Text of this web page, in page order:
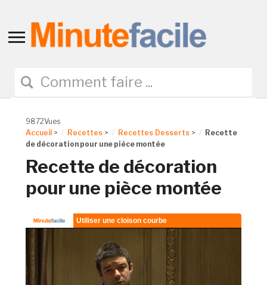
Toggle
navigation
9872Vues
Accueil > Recettes > Recettes Desserts >
Recette
de décoration pour une pièce montée
Recette de décoration
pour une pièce montée